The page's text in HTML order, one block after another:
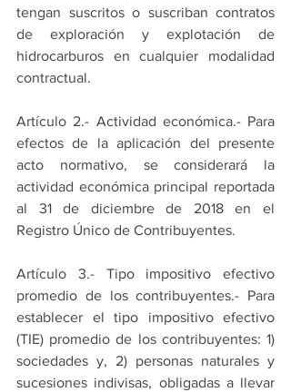
tengan suscritos o suscriban contratos
de exploración y explotación de
hidrocarburos en cualquier modalidad
contractual.
Artículo 2.- Actividad económica.- Para
efectos de la aplicación del presente
acto normativo, se considerará la
actividad económica principal reportada
al 31 de diciembre de 2018 en el
Registro Único de Contribuyentes.
Artículo 3.- Tipo impositivo efectivo
promedio de los contribuyentes.- Para
establecer el tipo impositivo efectivo
(TIE) promedio de los contribuyentes: 1)
sociedades y, 2) personas naturales y
sucesiones indivisas, obligadas a llevar